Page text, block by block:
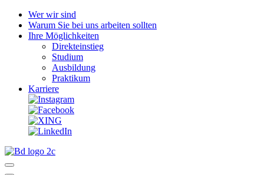
Wer wir sind
Warum Sie bei uns arbeiten sollten
Ihre Möglichkeiten
Direkteinstieg
Studium
Ausbildung
Praktikum
Karriere